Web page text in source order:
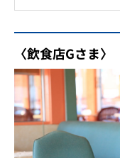
〈飲食店Gさま〉